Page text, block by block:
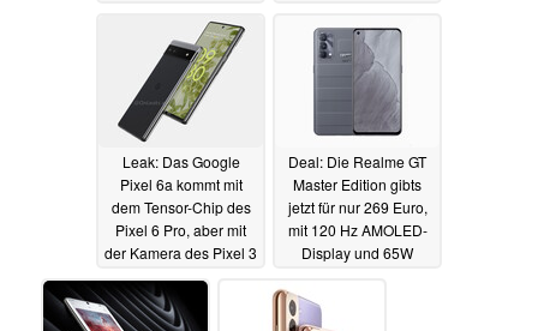
Leak: Das Google
Pixel 6a kommt mit
dem Tensor-Chip des
Pixel 6 Pro, aber mit
der Kamera des Pixel 3
23.11.2021
Deal: Die Realme GT
Master Edition gibts
jetzt für nur 269 Euro,
mit 120 Hz AMOLED-
Display und 65W